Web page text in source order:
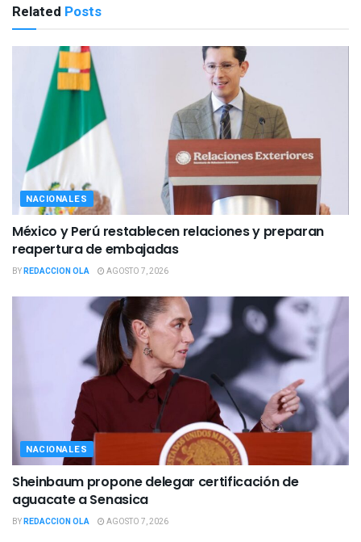
Related Posts
NACIONALES
México y Perú restablecen relaciones y preparan
reapertura de embajadas
BYREDACCION OLA AGOSTO 7, 2026
NACIONALES
Sheinbaum propone delegar certificación de
aguacate a Senasica
BYREDACCION OLA AGOSTO 7, 2026